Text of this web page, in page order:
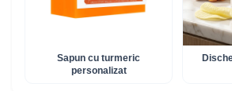
Sapun cu turmeric
personalizat